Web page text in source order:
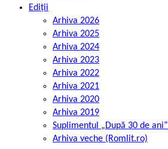
Ediții
Arhiva 2026
Arhiva 2025
Arhiva 2024
Arhiva 2023
Arhiva 2022
Arhiva 2021
Arhiva 2020
Arhiva 2019
Suplimentul „După 30 de ani”
Arhiva veche (Romlit.ro)